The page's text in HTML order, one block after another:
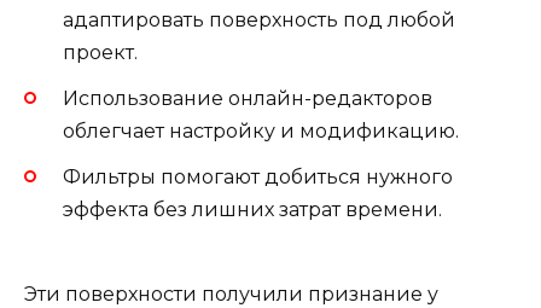
адаптировать поверхность под любой
проект.
Использование онлайн-редакторов
облегчает настройку и модификацию.
Фильтры помогают добиться нужного
эффекта без лишних затрат времени.
Эти поверхности получили признание у